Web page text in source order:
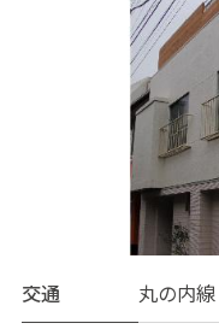
交通
丸の内